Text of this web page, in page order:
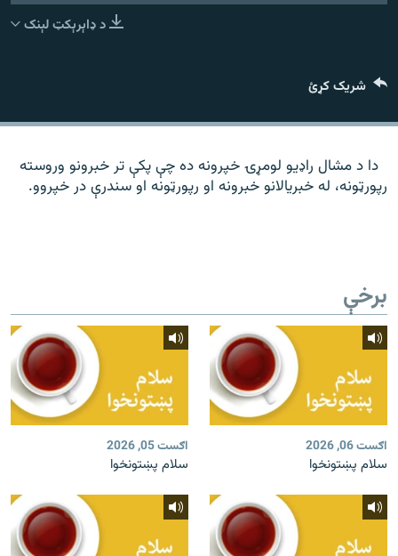
د ازادې اروپا راډیو ټولې ووبپاڼې
د ډاېرېکټ لېنک
شریک کړئ
دا د مشال راډیو لومړۍ خپرونه ده چې پکې تر خبرونو وروسته
رپورټونه، له خبریالانو خبرونه او رپورټونه او سندرې در خپروو.
برخې
اګست 06, 2026
سلام پښتونخوا
اګست 05, 2026
سلام پښتونخوا